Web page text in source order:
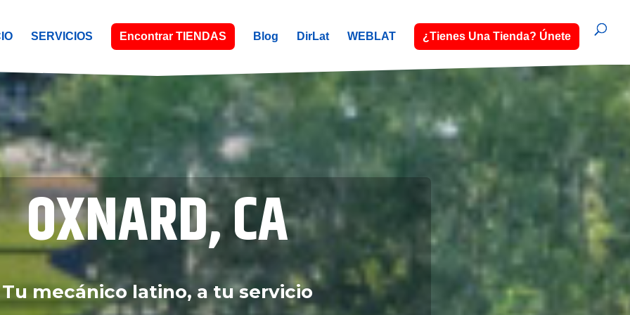
SERVICIOS Encontrar TIENDAS Blog DirLat WEBLAT ¿Tienes Una Tienda? Únete
OXNARD, CA
Tu mecánico latino, a tu servicio